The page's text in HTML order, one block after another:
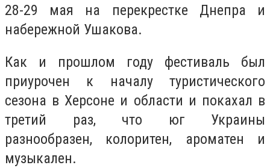
28-29 мая на перекрестке Днепра и
набережной Ушакова.
Как и прошлом году фестиваль был
приурочен к началу туристического
сезона в Херсоне и области и покахал в
третий раз, что юг Украины
разнообразен, колоритен, ароматен и
музыкален.